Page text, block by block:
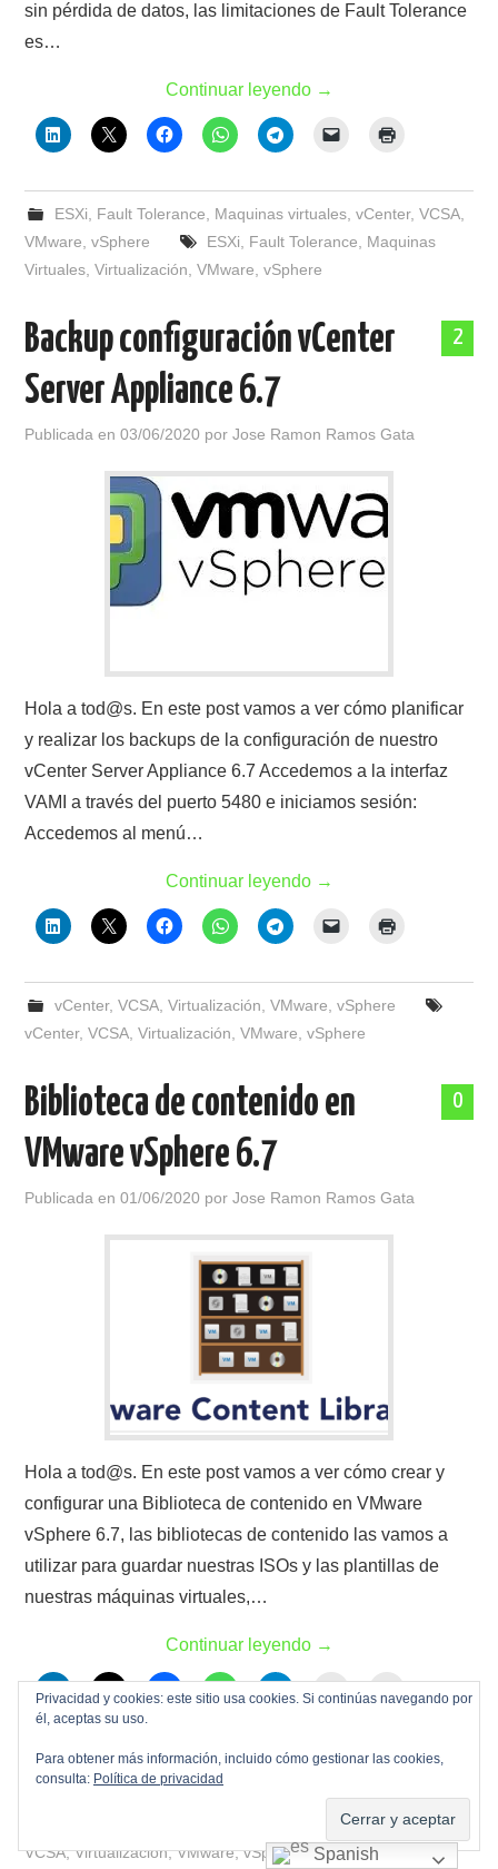
sin pérdida de datos, las limitaciones de Fault Tolerance
es…
Continuar leyendo →
ESXi Fault Tolerance Maquinas virtuales, vCenter, VCSA,
VMware ,vSphere ESXi Fault Tolerance
Maquinas
Virtuales ,Virtualización ,VMware ,vSphere
2
Backup configuración vCenter
Server Appliance 6.7
Publicada en03/06/2020 porJose Ramon Ramos Gata
Hola a tod@s. En este post vamos a ver cómo planificar
y realizar los backups de la configuración de nuestro
vCenter Server Appliance 6.7 Accedemos a la interfaz
VAMI a través del puerto 5480 e iniciamos sesión:
Accedemos al menú…
Continuar leyendo →
vCenter, VCSA, Virtualización VMware vSphere
vCenter,VCSA ,Virtualización ,VMware ,vSphere
0
Biblioteca de contenido en
VMware vSphere 6.7
Publicada en01/06/2020 porJose Ramon Ramos Gata
Hola a tod@s. En este post vamos a ver cómo crear y
configurar una Biblioteca de contenido en VMware
vSphere 6.7, las bibliotecas de contenido las vamos a
utilizar para guardar nuestras ISOs y las plantillas de
nuestras máquinas virtuales,…
Continuar leyendo →
Biblioteca de contenidos,ESXi, Maquinas virtuales,TIC,
vSphere
Maquinas Virtuales,vCenter,
VCSA,Virtualización,VMware,vSphere Spanish
Privacidad y cookies: este sitio usa cookies. Si continúas navegando por
él, aceptas su uso.
Para obtener más información, incluido cómo gestionar las cookies,
consulta: Política de privacidad